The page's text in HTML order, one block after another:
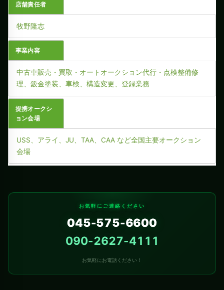
店舗責任者
牧野隆志
事業内容
中古車販売・買取・オートオークション代行・点検整備修
理、鈑金塗装、車検、構造変更、登録業務
提携オークシ
ョン会場
USS、アライ、JU、TAA、CAA など全国主要オークション
会場
お気軽にご連絡ください
045-575-6600
090-2627-4111
お気軽にお電話ください！